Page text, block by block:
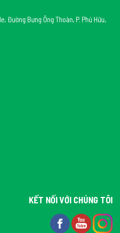
Đường Bưng Ông Thoàn, P. Phú Hữu,
KẾT NỐI VỚI CHÚNG TÔI